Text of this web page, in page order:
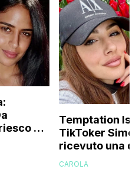
più
Temptation
TikToker
ricevuto una
D’Angelo”, il
CAROLA